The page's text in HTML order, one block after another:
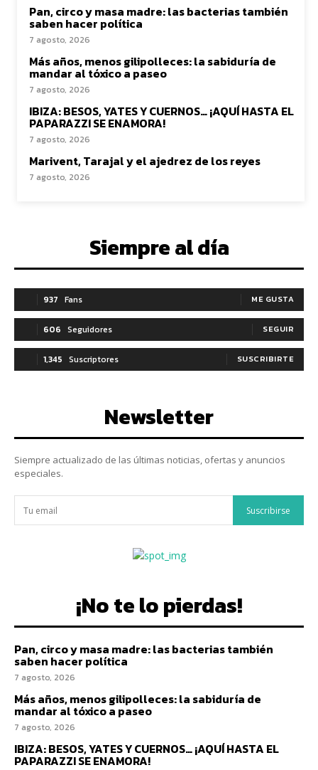
Pan, circo y masa madre: las bacterias también
saben hacer política
7 agosto, 2026
Más años, menos gilipolleces: la sabiduría de
mandar al tóxico a paseo
7 agosto, 2026
IBIZA: BESOS, YATES Y CUERNOS… ¡AQUÍ HASTA EL
PAPARAZZI SE ENAMORA!
7 agosto, 2026
Marivent, Tarajal y el ajedrez de los reyes
7 agosto, 2026
Siempre al día
937 Fans ME GUSTA
606 Seguidores SEGUIR
1,345 Suscriptores SUSCRIBIRTE
Newsletter
Siempre actualizado de las últimas noticias, ofertas y anuncios
especiales.
Suscribirse
¡No te lo pierdas!
Pan, circo y masa madre: las bacterias también
saben hacer política
7 agosto, 2026
Más años, menos gilipolleces: la sabiduría de
mandar al tóxico a paseo
7 agosto, 2026
IBIZA: BESOS, YATES Y CUERNOS… ¡AQUÍ HASTA EL
PAPARAZZI SE ENAMORA!